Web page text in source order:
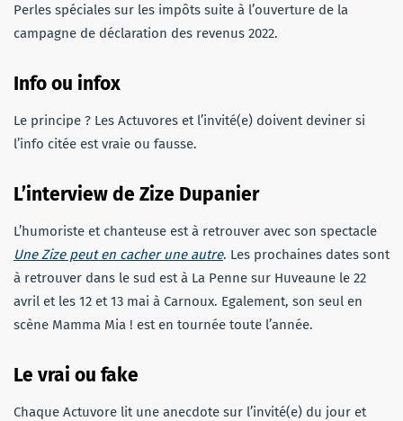
Perles spéciales sur les impôts suite à l’ouverture de la
campagne de déclaration des revenus 2022.
Info ou infox
Le principe ? Les Actuvores et l’invité(e) doivent deviner si
l’info citée est vraie ou fausse.
L’interviewde Zize Dupanier
L’humoriste et chanteuse est à retrouver avec son spectacle
Une Zize peut en cacher une autre. Les prochaines dates sont
à retrouver dans le sud est à La Penne sur Huveaune le 22
avril et les 12 et 13 mai à Carnoux. Egalement, son seul en
scène Mamma Mia ! est en tournée toute l’année.
Le vrai ou fake
Chaque Actuvore lit une anecdote sur l’invité(e) du jour et